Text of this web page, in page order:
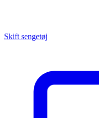
Skift sengetøj